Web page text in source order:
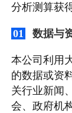
分析测算获
01 数据与
本公司利用
的数据或资
关行业新闻
会、政府机